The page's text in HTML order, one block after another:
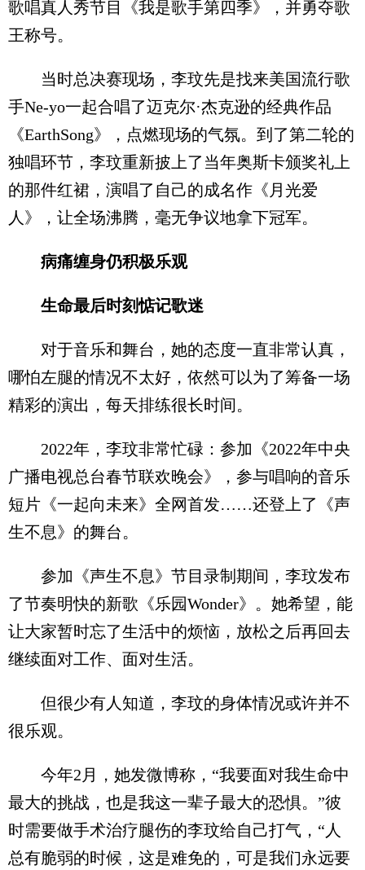
歌唱真人秀节目《我是歌手第四季》，并勇夺歌
王称号。
当时总决赛现场，李玟先是找来美国流行歌
手Ne-yo一起合唱了迈克尔·杰克逊的经典作品
《EarthSong》，点燃现场的气氛。到了第二轮的
独唱环节，李玟重新披上了当年奥斯卡颁奖礼上
的那件红裙，演唱了自己的成名作《月光爱
人》，让全场沸腾，毫无争议地拿下冠军。
病痛缠身仍积极乐观
生命最后时刻惦记歌迷
对于音乐和舞台，她的态度一直非常认真，
哪怕左腿的情况不太好，依然可以为了筹备一场
精彩的演出，每天排练很长时间。
2022年，李玟非常忙碌：参加《2022年中央
广播电视总台春节联欢晚会》，参与唱响的音乐
短片《一起向未来》全网首发……还登上了《声
生不息》的舞台。
参加《声生不息》节目录制期间，李玟发布
了节奏明快的新歌《乐园Wonder》。她希望，能
让大家暂时忘了生活中的烦恼，放松之后再回去
继续面对工作、面对生活。
但很少有人知道，李玟的身体情况或许并不
很乐观。
今年2月，她发微博称，“我要面对我生命中
最大的挑战，也是我这一辈子最大的恐惧。”彼
时需要做手术治疗腿伤的李玟给自己打气，“人
总有脆弱的时候，这是难免的，可是我们永远要